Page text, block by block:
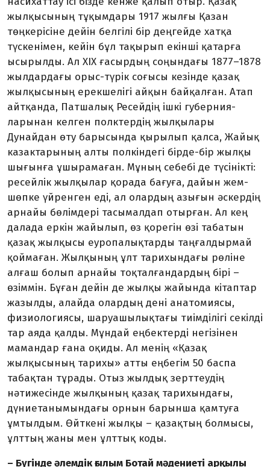
жылқы­сының тұқымдары 1917 жылғы Қазан
төңкерісіне дейін белгілі бір деңгейде хатқа
түскенімен, кейін бұл тақырып екінші қатарға
ысырылды. Ал XIX ғасырдың соң­ындағы 1877–1878
жылдардағы орыс-түрік соғысы кезінде қазақ
жылқысының ерекшелігі айқын байқалған. Атап
айтқанда, Пат­ша­лық Ресейдің ішкі губер­ния­
ларынан келген полктердің жыл­қылары
Дунайдан өту барысында қырылып қалса, Жайық
казак­тарының алты полкіндегі бірде-бір жылқы
шығынға ұшырамаған. Мұның себебі де түсінікті:
ресей­лік жылқылар қорада бағуға, дайын жем-
шөпке үйренген еді, ал олардың азығын әскердің
ар­найы бөлімдері тасымалдап отырған. Ал кең
далада еркін жайылып, өз қорегін өзі табатын
қазақ жылқысы еуропалықтарды таңғалдырмай
қоймаған. Жылқы­ның ұлт тарихындағы рөліне
ал­ғаш болып арнайы тоқталған­дардың бірі –
өзіммін. Бұған дейін де жылқы жайында кітаптар
жаз­ыл­ды, алайда олардың дені анато­миясы,
физиологиясы, шаруа­шылықтағы тиімділігі секілді
тар аяда қалды. Мұндай еңбектерді негізінен
мамандар ғана оқиды. Ал менің «Қазақ
жылқысының тарихы» атты еңбегім 50 баспа
табақтан тұрады. Отыз жылдық зерттеудің
нәтижесінде жылқы­ның қазақ тарихындағы,
дүние­танымындағы орнын барынша қамтуға
ұмтылдым. Өйткені жыл­қы – қазақтың болмысы,
ұлттың жаны мен ұлттық коды.
– Бүгінде әлемдік ғылым Ботай мәдениеті арқылы